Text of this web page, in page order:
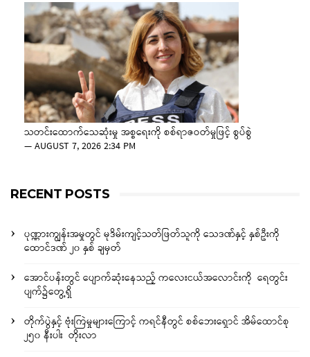
သတင်းထောက်သေဆုံးမှု အစ္စရေးကို စစ်ရာဇဝတ်မှုဖြင့် စွပ်စွဲ
—AUGUST 7, 2026 2:34 PM
RECENT POSTS
ပုဏ္ဏားကျွန်းအမှုတွင် မုဒိမ်းကျင့်သတ်ဖြတ်သူကို သေဒဏ်နှင့် နှစ်ဦးကို
ထောင်ဒဏ် ၂၀ နှစ် ချမှတ်
အောင်ပန်းတွင် ပျောက်ဆုံးနေသည့် ကလေးငယ်အလောင်းကို ရေတွင်း
ပျက်၌တွေ့ရှိ
တိုက်ပွဲနှင့် ဗုံးကြဲမှုများကြောင့် ကရင်နီတွင် စစ်ဘေးရှောင် အိမ်ထောင်စု
၂၅၀ နီးပါး တိုးလာ